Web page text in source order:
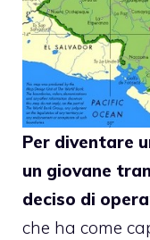
Per diventare
un giovane
deciso di
che ha come